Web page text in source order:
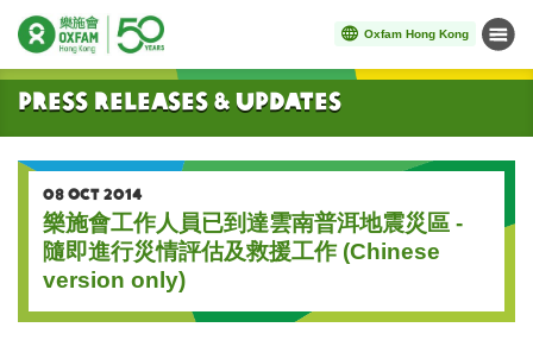
Oxfam Hong Kong Menu
Start main content
Press Releases & Updates
08 OCT 2014
樂施會工作人員已到達雲南普洱地震災區 -
隨即進行災情評估及救援工作 (Chinese
version only)